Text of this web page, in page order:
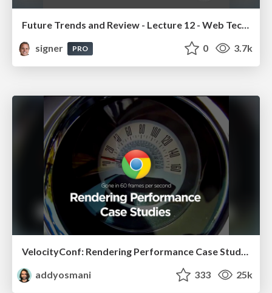
Future Trends and Review - Lecture 12 - Web Technologies (1019888BNR)
signer
PRO 0 3.7k
VelocityConf: Rendering Performance Case Studies
addyosmani
333 25k